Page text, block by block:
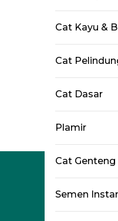
Cat Kayu &
Cat
Cat Dasar
Plamir
Cat Genteng
Semen